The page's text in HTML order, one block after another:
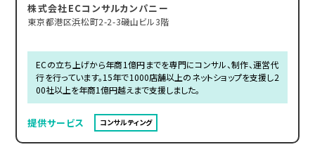
株式会社ECコンサルカンパニー
東京都港区浜松町2-2-3磯山ビル3階
ECの立ち上げから年商1億円までを専門にコンサル、制作、運営代
行を行っています。15年で1000店舗以上のネットショップを支援し2
00社以上を年商1億円越えまで支援しました。
提供サービス コンサルティング